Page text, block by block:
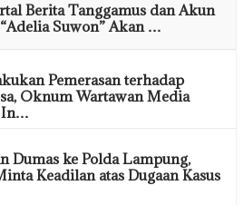
Berita Tanggamus dan Akun
Suwon” Akan …
Pemerasan terhadap
Oknum Wartawan Media
In…
Dumas ke Polda Lampung,
Keadilan atas Dugaan Kasus